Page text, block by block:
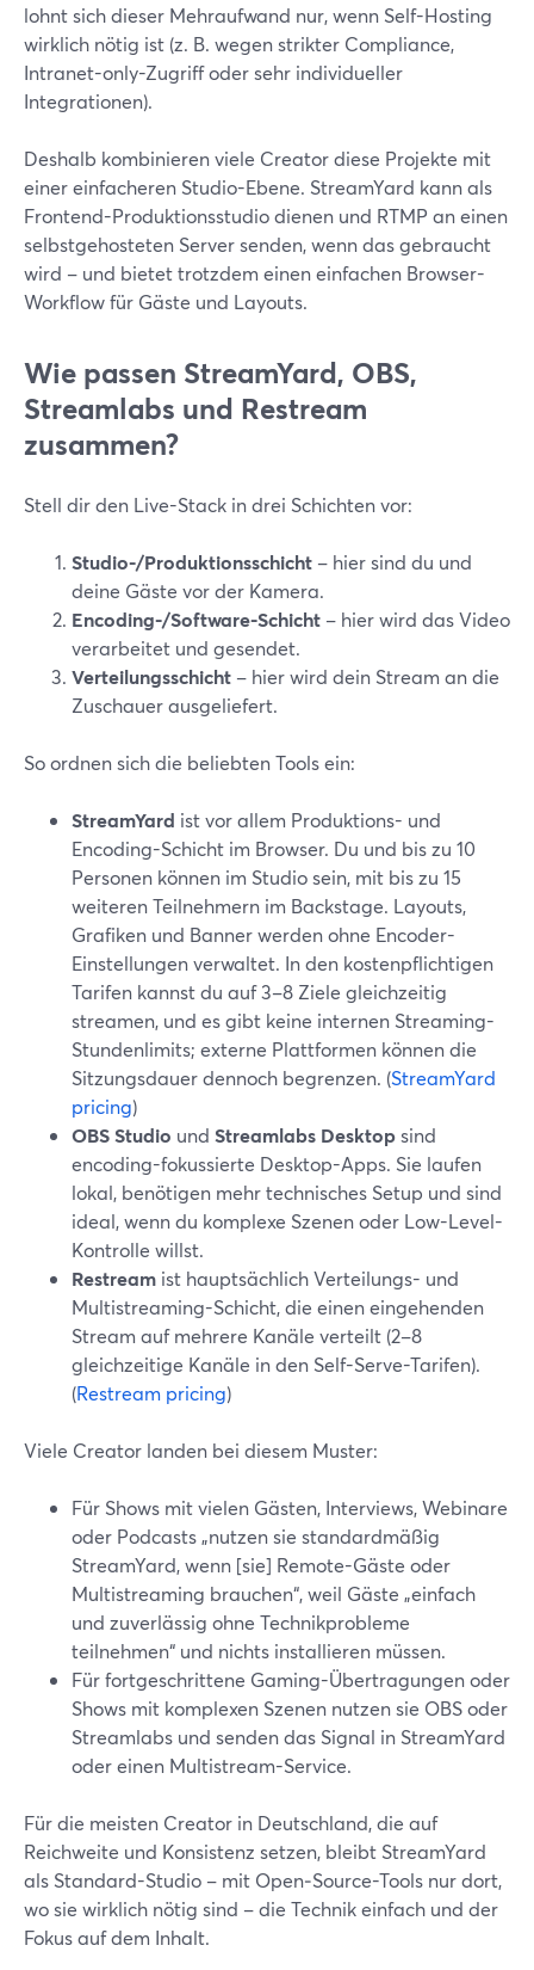
lohnt sich dieser Mehraufwand nur, wenn Self-Hosting
wirklich nötig ist (z. B. wegen strikter Compliance,
Intranet-only-Zugriff oder sehr individueller
Integrationen).
Deshalb kombinieren viele Creator diese Projekte mit
einer einfacheren Studio-Ebene. StreamYard kann als
Frontend-Produktionsstudio dienen und RTMP an einen
selbstgehosteten Server senden, wenn das gebraucht
wird – und bietet trotzdem einen einfachen Browser-
Workflow für Gäste und Layouts.
Wie passen StreamYard, OBS,
Streamlabs und Restream
zusammen?
Stell dir den Live-Stack in drei Schichten vor:
Studio-/Produktionsschicht – hier sind du und
deine Gäste vor der Kamera.
Encoding-/Software-Schicht – hier wird das Video
verarbeitet und gesendet.
Verteilungsschicht – hier wird dein Stream an die
Zuschauer ausgeliefert.
So ordnen sich die beliebten Tools ein:
StreamYard ist vor allem Produktions- und
Encoding-Schicht im Browser. Du und bis zu 10
Personen können im Studio sein, mit bis zu 15
weiteren Teilnehmern im Backstage. Layouts,
Grafiken und Banner werden ohne Encoder-
Einstellungen verwaltet. In den kostenpflichtigen
Tarifen kannst du auf 3–8 Ziele gleichzeitig
streamen, und es gibt keine internen Streaming-
Stundenlimits; externe Plattformen können die
Sitzungsdauer dennoch begrenzen. (StreamYard
pricing)
OBS Studio und Streamlabs Desktopsind
encoding-fokussierte Desktop-Apps. Sie laufen
lokal, benötigen mehr technisches Setup und sind
ideal, wenn du komplexe Szenen oder Low-Level-
Kontrolle willst.
Restream ist hauptsächlich Verteilungs- und
Multistreaming-Schicht, die einen eingehenden
Stream auf mehrere Kanäle verteilt (2–8
gleichzeitige Kanäle in den Self-Serve-Tarifen).
(Restream pricing)
Viele Creator landen bei diesem Muster:
Für Shows mit vielen Gästen, Interviews, Webinare
oder Podcasts „nutzen sie standardmäßig
StreamYard, wenn [sie] Remote-Gäste oder
Multistreaming brauchen“, weil Gäste „einfach
und zuverlässig ohne Technikprobleme
teilnehmen“ und nichts installieren müssen.
Für fortgeschrittene Gaming-Übertragungen oder
Shows mit komplexen Szenen nutzen sie OBS oder
Streamlabs und senden das Signal in StreamYard
oder einen Multistream-Service.
Für die meisten Creator in Deutschland, die auf
Reichweite und Konsistenz setzen, bleibt StreamYard
als Standard-Studio – mit Open‑Source-Tools nur dort,
wo sie wirklich nötig sind – die Technik einfach und der
Fokus auf dem Inhalt.